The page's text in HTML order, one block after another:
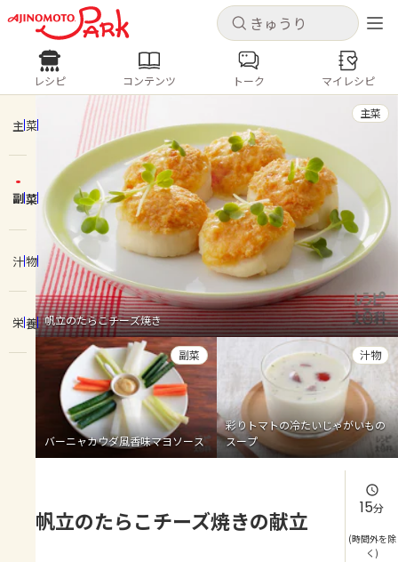
キャンセル
ログインするとレシピを保存できます
ログイン 新規登録
ホーム
コンテンツ
レシピ
トーク
よくあるお問い合わせ
お買い物
キャンセル
レシピ コンテンツ
人気の食材・レシピ
きゅうり なす トマト
とうもろこし
ピーマン
みょうが ゴーヤ
レシピ コンテンツ トーク マイレシピ
主菜
副菜
汁物
栄養 帆立のたらこチーズ焼き
主菜
バーニャカウダ風香味マヨソース
副菜
彩りトマトの冷たいじゃがいもの
スープ
汁物
帆立のたらこチーズ焼きの献立 15分
(時間外を除
く)